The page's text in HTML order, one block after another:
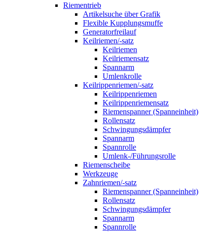
Riementrieb
Artikelsuche über Grafik
Flexible Kupplungsmuffe
Generatorfreilauf
Keilriemen/-satz
Keilriemen
Keilriemensatz
Spannarm
Umlenkrolle
Keilrippenriemen/-satz
Keilrippenriemen
Keilrippenriemensatz
Riemenspanner (Spanneinheit)
Rollensatz
Schwingungsdämpfer
Spannarm
Spannrolle
Umlenk-/Führungsrolle
Riemenscheibe
Werkzeuge
Zahnriemen/-satz
Riemenspanner (Spanneinheit)
Rollensatz
Schwingungsdämpfer
Spannarm
Spannrolle